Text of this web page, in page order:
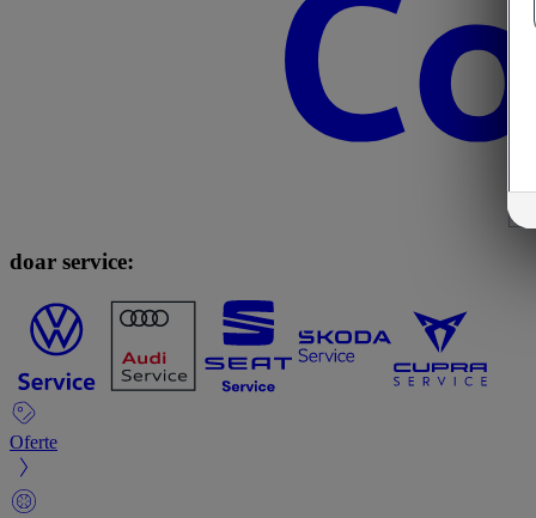
doar service:
Oferte